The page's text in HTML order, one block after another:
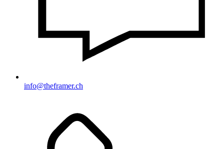
info@theframer.ch